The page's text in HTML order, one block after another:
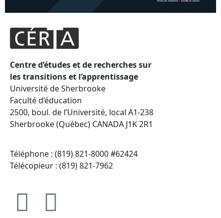
Centre d’études et de recherches sur
les transitions et l’apprentissage
Université de Sherbrooke
Faculté d’éducation
2500, boul. de l’Université, local A1-238
Sherbrooke (Québec) CANADA J1K 2R1
Téléphone : (819) 821-8000 #62424
Télécopieur : (819) 821-7962